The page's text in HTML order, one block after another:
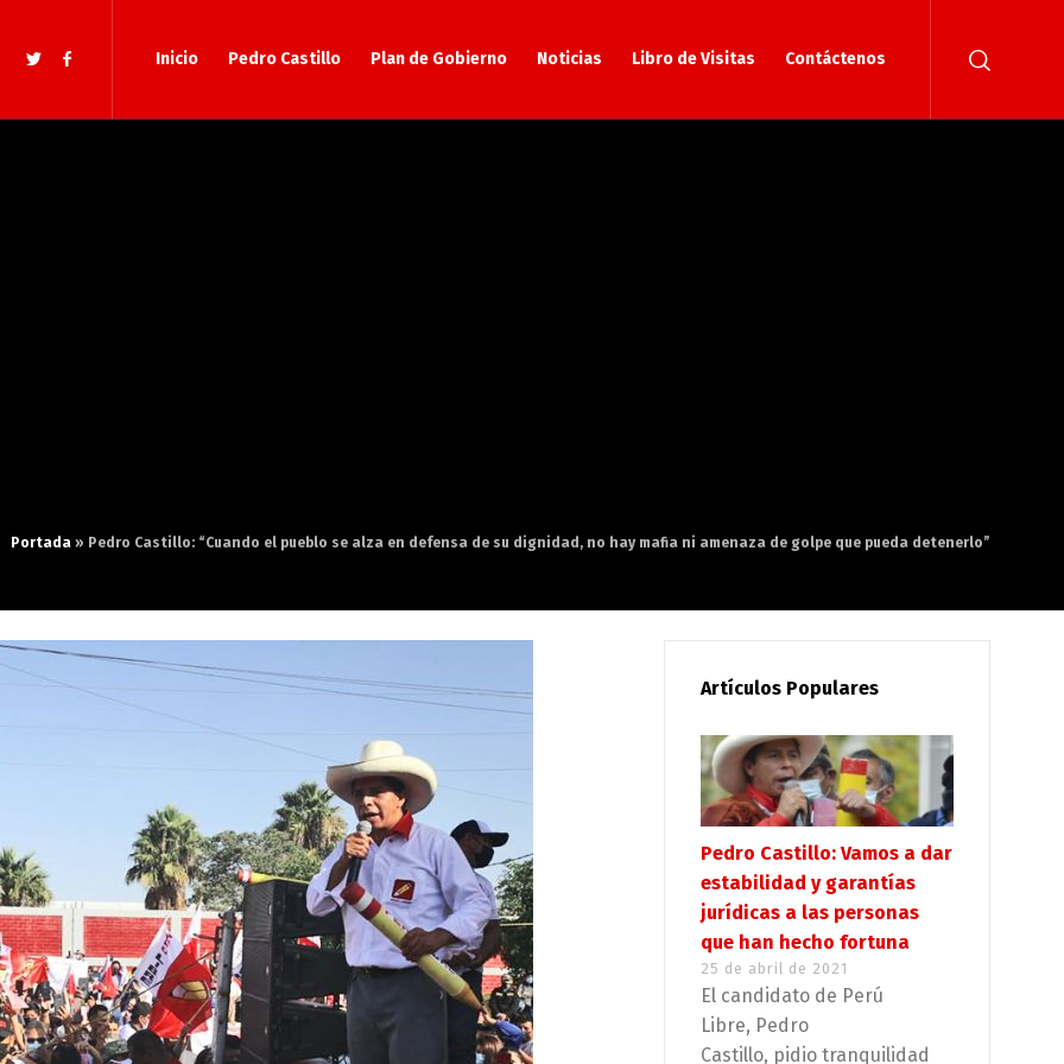
Inicio Pedro Castillo Plan de Gobierno Noticias Libro de Visitas Contáctenos
Portada » Pedro Castillo: “Cuando el pueblo se alza en defensa de su dignidad, no hay mafia ni amenaza de golpe que pueda detenerlo”
Artículos Populares
Pedro Castillo: Vamos a dar
estabilidad y garantías
jurídicas a las personas
que han hecho fortuna
25 de abril de 2021
El candidato de Perú
Libre, Pedro
Castillo, pidio tranquilidad